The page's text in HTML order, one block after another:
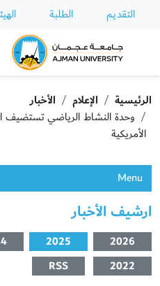
التقديم الطلبة
Ajman University
الرئيسية الإعلام
الأخبار
وحدة النشاط الرياضي تستضيف
الأمريكية
Menu
ارشيف الأخبار
2026
2025
2022
RSS